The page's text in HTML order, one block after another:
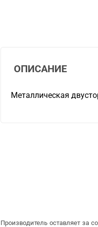
ОПИСАНИЕ
Металлическая
Производитель оставляет за